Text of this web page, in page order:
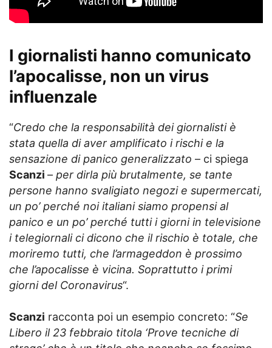
I giornalisti hanno comunicato
l’apocalisse, non un virus
influenzale
“Credo che la responsabilità dei giornalisti è
stata quella di aver amplificato i rischi e la
sensazione di panico generalizzato – ci spiega
Scanzi – per dirla più brutalmente, se tante
persone hanno svaligiato negozi e supermercati,
un po’ perché noi italiani siamo propensi al
panico e un po’ perché tutti i giorni in televisione
i telegiornali ci dicono che il rischio è totale, che
moriremo tutti, che l’armageddon è prossimo
che l’apocalisse è vicina. Soprattutto i primi
giorni del Coronavirus“.
Scanzi racconta poi un esempio concreto: “Se
Libero il 23 febbraio titola ‘Prove tecniche di